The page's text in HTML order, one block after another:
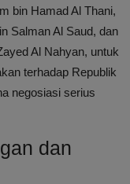
bin Hamad Al Thani,
Salman Al Saud, dan
Al Nahyan, untuk
terhadap Republik
negosiasi serius
dan